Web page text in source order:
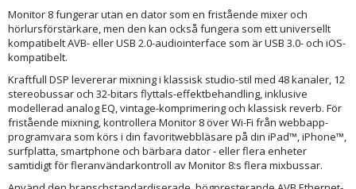
Monitor 8 fungerar utan en dator som en fristående mixer och
hörlursförstärkare, men den kan också fungera som ett universellt
kompatibelt AVB- eller USB 2.0-audiointerface som är USB 3.0- och iOS-
kompatibelt.
Kraftfull DSP levererar mixning i klassisk studio-stil med 48 kanaler, 12
stereobussar och 32-bitars flyttals-effektbehandling, inklusive
modellerad analog EQ, vintage-komprimering och klassisk reverb. För
fristående mixning, kontrollera Monitor 8 över Wi-Fi från webbapp-
programvara som körs i din favoritwebbläsare på din iPad™, iPhone™,
surfplatta, smartphone och bärbara dator - eller flera enheter
samtidigt för fleranvändarkontroll av Monitor 8:s flera mixbussar.